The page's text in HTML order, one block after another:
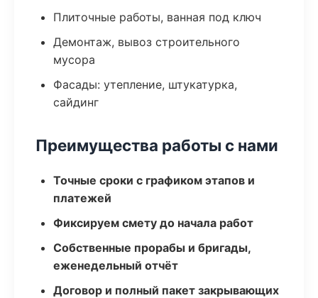
Плиточные работы, ванная под ключ
Демонтаж, вывоз строительного
мусора
Фасады: утепление, штукатурка,
сайдинг
Преимущества работы с нами
Точные сроки с графиком этапов и
платежей
Фиксируем смету до начала работ
Собственные прорабы и бригады,
еженедельный отчёт
Договор и полный пакет закрывающих